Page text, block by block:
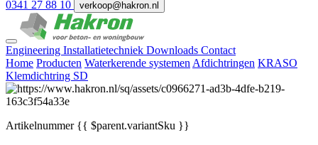
0341 27 88 10
verkoop@hakron.nl
Engineering Installatietechniek Downloads Contact
Home Producten Waterkerende systemen Afdichtringen KRASO
Klemdichtring SD
Artikelnummer{{ $parent.variantSku }}